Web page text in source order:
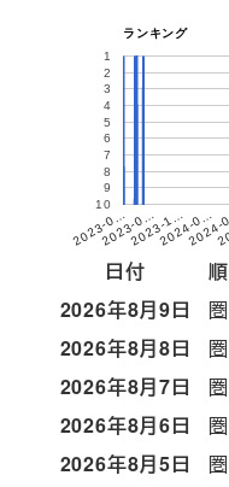
ランキング
2023-0…2023-0…2023-1…2024-0…
1
2
3
4
5
6
7
8
9
10
日付
2026年8月9日
2026年8月8日
2026年8月7日
2026年8月6日
2026年8月5日